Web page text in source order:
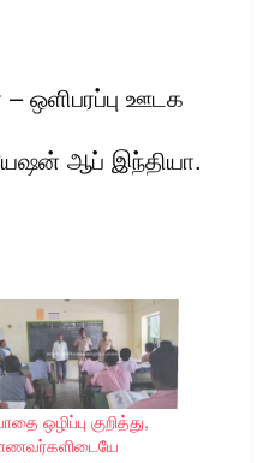
ஒளிபரப்பு ஊடக
ஆப் இந்தியா.
ஒழிப்பு குறித்து,